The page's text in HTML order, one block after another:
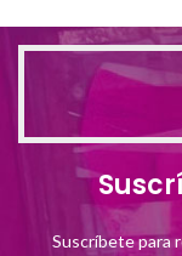
Suscríbete para